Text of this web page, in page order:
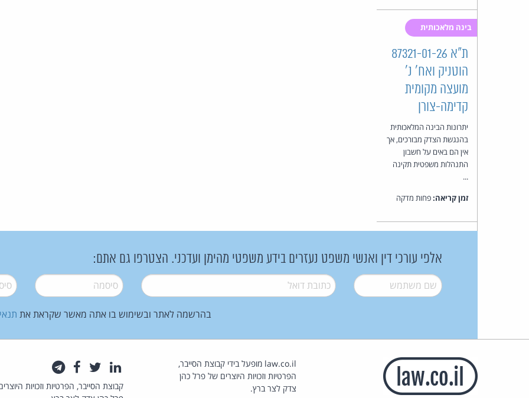
בינה מלאכותית
ת"א 87321-01-26
הוטניק ואח' נ'
מועצה מקומית
קדימה-צורן
יתרונות הבינה המלאכותית
בהנגשת הצדק מבורכים, אך
אין הם באים על חשבון
התנהלות משפטית תקינה
...
זמן קריאה:פחות מדקה
אלפי עורכי דין ואנשי משפט נעזרים בידע משפטי מהימן ועדכני. הצטרפו גם אתם:
שם משתמש* דואל* סיסמה*
בהרשמה לאתר ובשימוש בו אתה מאשר שקראת את
law.co.il מופעל בידי קבוצת הסייבר,
הפרטיות וזכויות היוצרים של פרל כהן
צדק לצר ברץ.
לינקדאין
טוויטרפייסבוק
קבוצת הסייבר, הפרטיות וזכויות